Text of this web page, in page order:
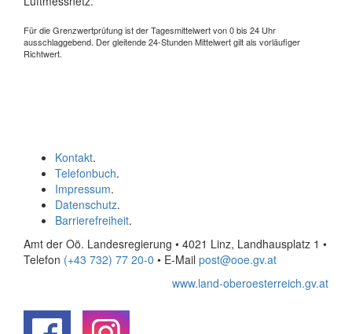
Für die Grenzwertprüfung ist der Tagesmittelwert von 0 bis 24 Uhr
ausschlaggebend. Der gleitende 24-Stunden Mittelwert gilt als vorläufiger
Richtwert.
Kontakt.
Telefonbuch.
Impressum.
Datenschutz.
Barrierefreiheit.
Amt der Oö. Landesregierung • 4021 Linz, Landhausplatz 1 •
Telefon (+43 732) 77 20-0 • E-Mail post@ooe.gv.at
www.land-oberoesterreich.gv.at